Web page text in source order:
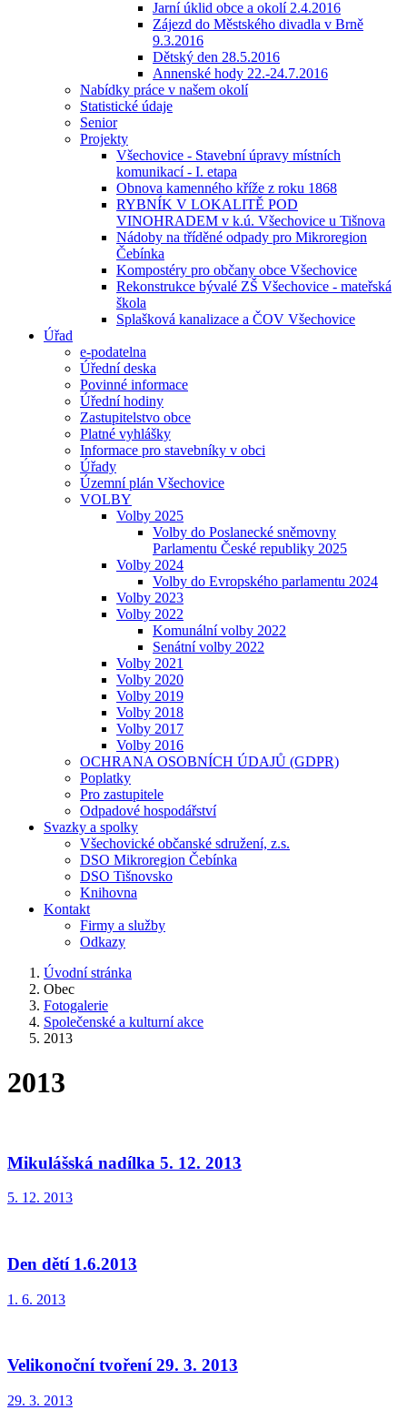
Jarní úklid obce a okolí 2.4.2016
Zájezd do Městského divadla v Brně
9.3.2016
Dětský den 28.5.2016
Annenské hody 22.-24.7.2016
Nabídky práce v našem okolí
Statistické údaje
Senior
Projekty
Všechovice - Stavební úpravy místních
komunikací - I. etapa
Obnova kamenného kříže z roku 1868
RYBNÍK V LOKALITĚ POD
VINOHRADEM v k.ú. Všechovice u Tišnova
Nádoby na tříděné odpady pro Mikroregion
Čebínka
Kompostéry pro občany obce Všechovice
Rekonstrukce bývalé ZŠ Všechovice - mateřská
škola
Splašková kanalizace a ČOV Všechovice
Úřad
e-podatelna
Úřední deska
Povinné informace
Úřední hodiny
Zastupitelstvo obce
Platné vyhlášky
Informace pro stavebníky v obci
Úřady
Územní plán Všechovice
VOLBY
Volby 2025
Volby do Poslanecké sněmovny
Parlamentu České republiky 2025
Volby 2024
Volby do Evropského parlamentu 2024
Volby 2023
Volby 2022
Komunální volby 2022
Senátní volby 2022
Volby 2021
Volby 2020
Volby 2019
Volby 2018
Volby 2017
Volby 2016
OCHRANA OSOBNÍCH ÚDAJŮ (GDPR)
Poplatky
Pro zastupitele
Odpadové hospodářství
Svazky a spolky
Všechovické občanské sdružení, z.s.
DSO Mikroregion Čebínka
DSO Tišnovsko
Knihovna
Kontakt
Firmy a služby
Odkazy
Úvodní stránka
Obec
Fotogalerie
Společenské a kulturní akce
2013
2013
Mikulášská nadílka 5. 12. 2013
5. 12. 2013
Den dětí 1.6.2013
1. 6. 2013
Velikonoční tvoření 29. 3. 2013
29. 3. 2013